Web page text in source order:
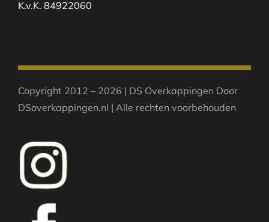
K.v.K. 84922060
Copyright 2012 – 2026 | DS Overkappingen Door
DSoverkappingen.nl | Alle rechten voorbehouden